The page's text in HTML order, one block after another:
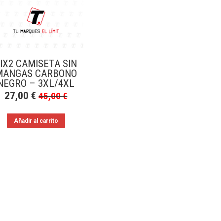
CAMISETA SIN
CARBONO
– 3XL/4XL
27,00€ 45,00€
Añadir al carrito